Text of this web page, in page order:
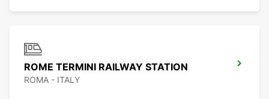
ROME TERMINI RAILWAY STATION
ROMA - ITALY